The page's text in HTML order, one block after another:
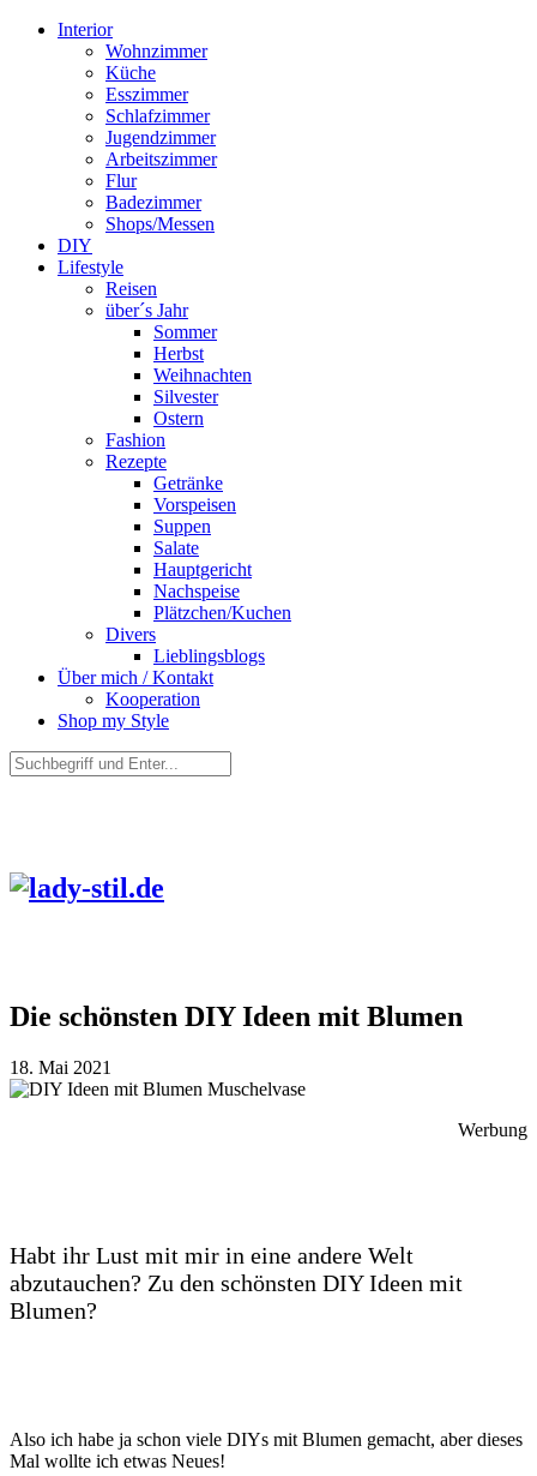
Interior
Wohnzimmer
Küche
Esszimmer
Schlafzimmer
Jugendzimmer
Arbeitszimmer
Flur
Badezimmer
Shops/Messen
DIY
Lifestyle
Reisen
über´s Jahr
Sommer
Herbst
Weihnachten
Silvester
Ostern
Fashion
Rezepte
Getränke
Vorspeisen
Suppen
Salate
Hauptgericht
Nachspeise
Plätzchen/Kuchen
Divers
Lieblingsblogs
Über mich / Kontakt
Kooperation
Shop my Style
Die schönsten DIY Ideen mit Blumen
18. Mai 2021
Werbung
Habt ihr Lust mit mir in eine andere Welt
abzutauchen? Zu den schönsten DIY Ideen mit
Blumen?
Also ich habe ja schon viele DIYs mit Blumen gemacht, aber dieses
Mal wollte ich etwas Neues!